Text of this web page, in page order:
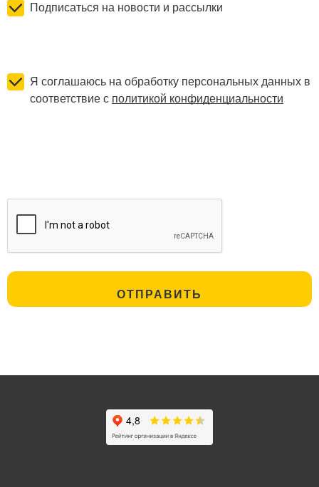
Подписаться на новости и рассылки
Я соглашаюсь на обработку персональных данных в
соответствие с политикой конфиденциальности